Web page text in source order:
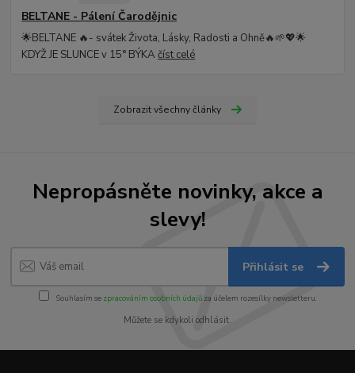
BELTANE - Pálení Čarodějnic
🌟BELTANE 🔥- svátek Života, Lásky, Radosti a Ohně🔥🌱💖🌟
KDYŽ JE SLUNCE v 15° BÝKAčíst celé
Zobrazit všechny články
Nepropásněte novinky, akce a
slevy!
Přihlásit se
Souhlasím se zpracováním osobních údajůza účelem rozesílky newsletteru.
Můžete se kdykoli odhlásit.